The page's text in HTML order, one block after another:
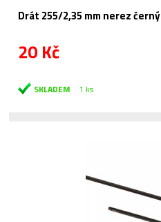
Drát 255/2,35 mm nerez černý
20 Kč
SKLADEM 1 ks